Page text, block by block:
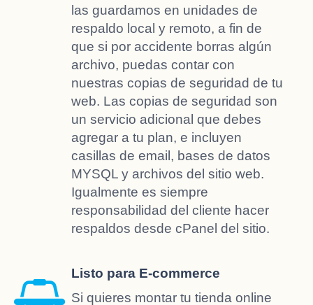
las guardamos en unidades de
respaldo local y remoto, a fin de
que si por accidente borras algún
archivo, puedas contar con
nuestras copias de seguridad de tu
web. Las copias de seguridad son
un servicio adicional que debes
agregar a tu plan, e incluyen
casillas de email, bases de datos
MYSQL y archivos del sitio web.
Igualmente es siempre
responsabilidad del cliente hacer
respaldos desde cPanel del sitio.
Listo para E-commerce
Si quieres montar tu tienda online